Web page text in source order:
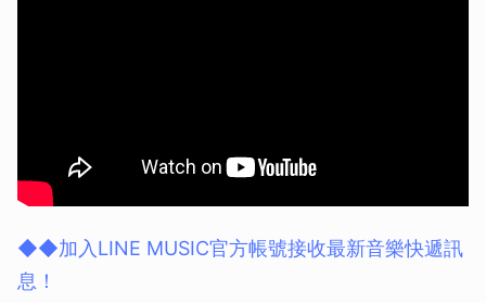
◆◆加入LINE MUSIC官方帳號接收最新音樂快遞訊
息！